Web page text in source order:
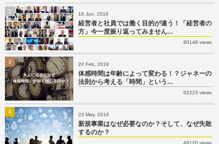
18 Jun, 2016
経営者と社員では働く目的が違う！「経営者の
方」今一度振り返ってみません...
80148 views
2
20 Feb, 2018
体感時間は年齢によって変わる！？ジャネーの
法則から考える「時間」という...
62223 views
3
23 May, 2016
新規事業はなぜ必要なのか？そして、なぜ失敗
するのか？
49120 views
4